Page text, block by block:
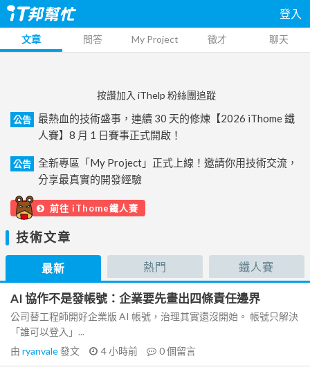
登入
文章 問答 My Project 徵才 聊天
按讚加入 iThelp 粉絲團追蹤
公告
最熱血的技術盛事，連續 30 天的修煉【2026 iThome 鐵
人賽】8 月 1 日賽事正式開啟！
公告
全新專區「My Project」正式上線！邀請你用技術交流，
分享最真實的開發經驗
前往 iThome鐵人賽
技術文章
最新 熱門 鐵人賽
AI 協作不是發帳號：企業要先畫出四條責任邊界
公司替工程師開好企業版 AI 帳號，治理其實還沒開始。 帳號只解決
「誰可以登入」...
由 ryanvale發文 4 小時前 0個留言